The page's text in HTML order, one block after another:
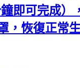
即可完成）
，恢復正常